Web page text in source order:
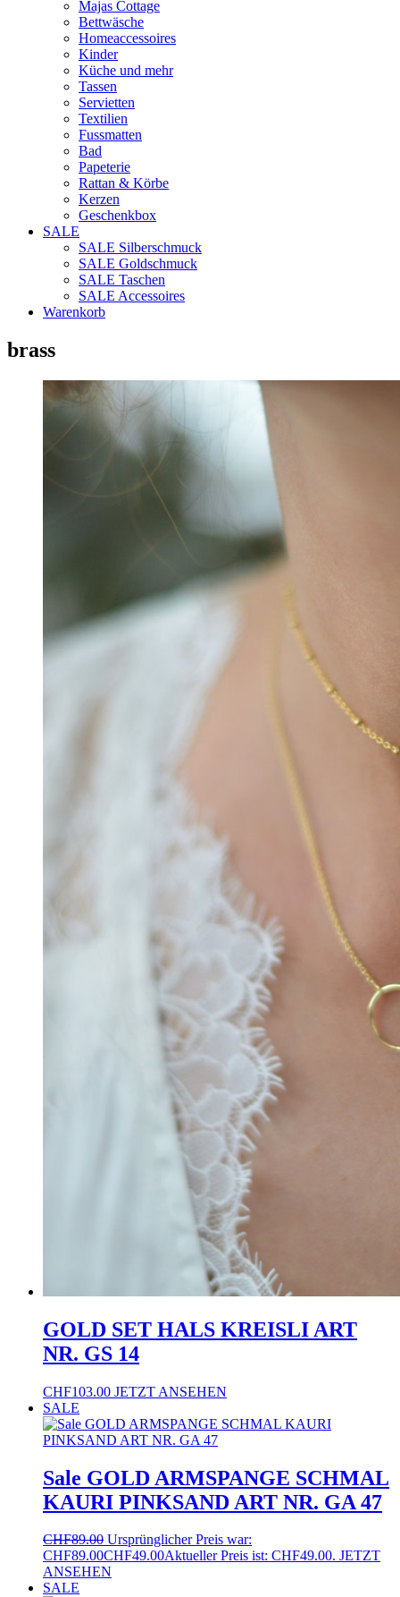
Majas Cottage
Bettwäsche
Homeaccessoires
Kinder
Küche und mehr
Tassen
Servietten
Textilien
Fussmatten
Bad
Papeterie
Rattan & Körbe
Kerzen
Geschenkbox
SALE
SALE Silberschmuck
SALE Goldschmuck
SALE Taschen
SALE Accessoires
Warenkorb
brass
GOLD SET HALS KREISLI ART
NR. GS 14
CHF103.00 JETZT ANSEHEN
SALE
Sale GOLD ARMSPANGE SCHMAL
KAURI PINKSAND ART NR. GA 47
CHF89.00 Ursprünglicher Preis war:
CHF89.00CHF49.00Aktueller Preis ist: CHF49.00. JETZT
ANSEHEN
SALE